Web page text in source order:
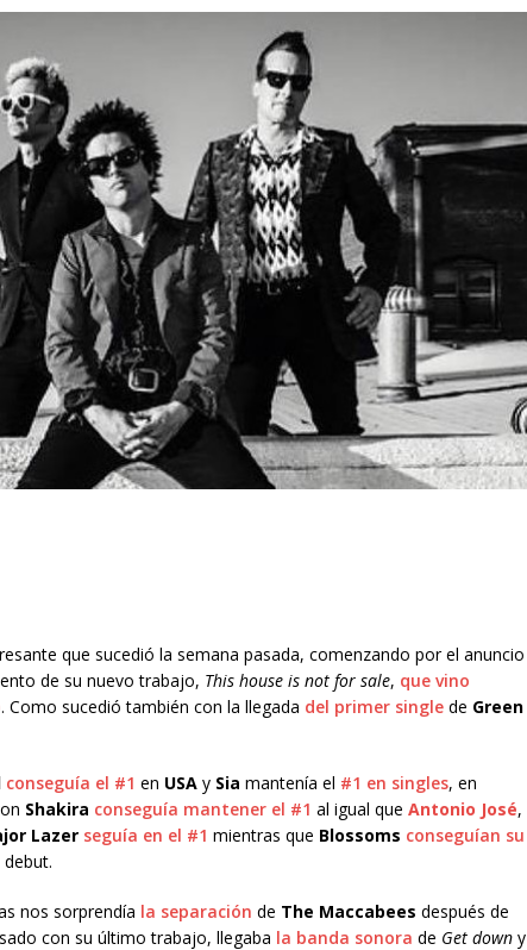
que sucedió la semana pasada, comenzando por el anuncio
de su nuevo trabajo, This house is not for sale, que vino
. Como sucedió también con la llegada del primer single de Green
conseguía el #1 en USAySia mantenía el #1 en singles, en
Shakira conseguía mantener el #1 al igual que Antonio José,
Lazer seguía en el #1 mientras que Blossoms conseguían su
nos sorprendía la separación de The Maccabees después de
con su último trabajo, llegaba la banda sonora de Get downy